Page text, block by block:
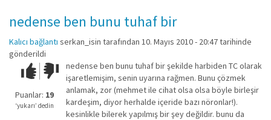
nedense ben bunu tuhaf bir
Kalıcı bağlantı serkan_isin tarafından 10. Mayıs 2010 - 20:47 tarihinde
gönderildi
Çok iyi!O
kadar
iyi
değil!
Puanlar: 19
‘yukarı’ dedin
nedense ben bunu tuhaf bir şekilde harbiden TC olarak
işaretlemişim, senin uyarına rağmen. Bunu çözmek
anlamak, zor (mehmet ile cihat olsa olsa böyle birleşir
kardeşim, diyor herhalde içeride bazı nöronlar!).
kesinlikle bilerek yapılmış bir şey değildir. bunu da